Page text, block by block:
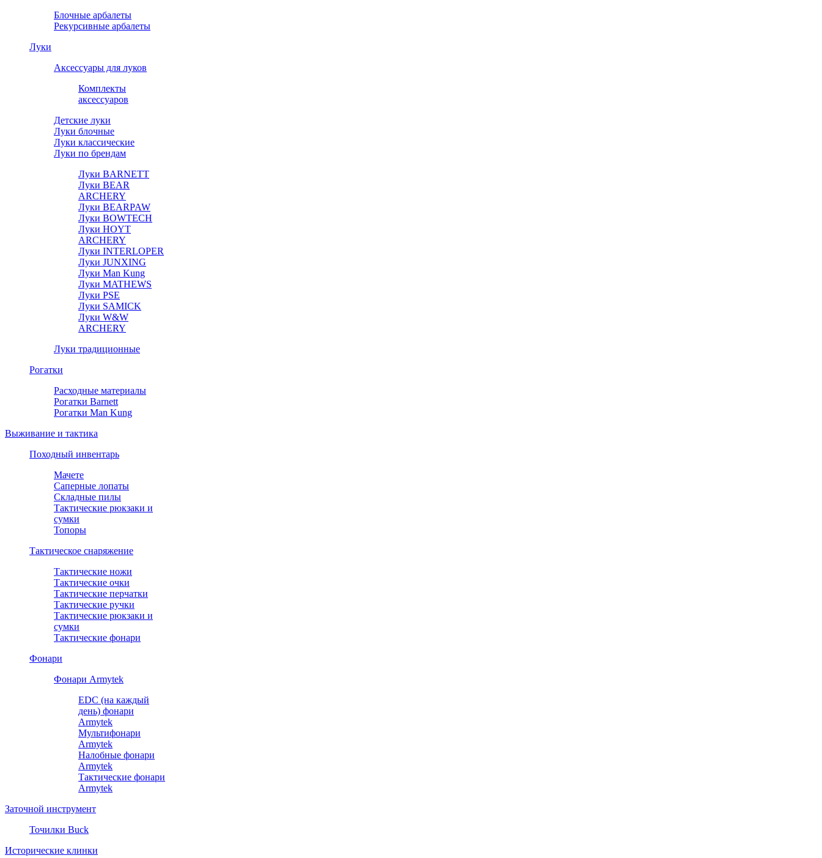
Блочные арбалеты
Рекурсивные арбалеты
Луки
Аксессуары для луков
Комплекты
аксессуаров
Детские луки
Луки блочные
Луки классические
Луки по брендам
Луки BARNETT
Луки BEAR
ARCHERY
Луки BEARPAW
Луки BOWTECH
Луки HOYT
ARCHERY
Луки INTERLOPER
Луки JUNXING
Луки Man Kung
Луки MATHEWS
Луки PSE
Луки SAMICK
Луки W&W
ARCHERY
Луки традиционные
Рогатки
Расходные материалы
Рогатки Barnett
Рогатки Man Kung
Выживание и тактика
Походный инвентарь
Мачете
Саперные лопаты
Складные пилы
Тактические рюкзаки и
сумки
Топоры
Тактическое снаряжение
Тактические ножи
Тактические очки
Тактические перчатки
Тактические ручки
Тактические рюкзаки и
сумки
Тактические фонари
Фонари
Фонари Armytek
EDC (на каждый
день) фонари
Armytek
Мультифонари
Armytek
Налобные фонари
Armytek
Тактические фонари
Armytek
Заточной инструмент
Точилки Buck
Исторические клинки